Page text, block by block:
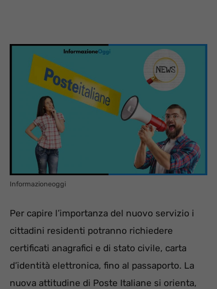
Informazioneoggi
Per capire l’importanza del nuovo servizio i
cittadini residenti potranno richiedere
certificati anagrafici e di stato civile, carta
d’identità elettronica, fino al passaporto. La
nuova attitudine di Poste Italiane si orienta,